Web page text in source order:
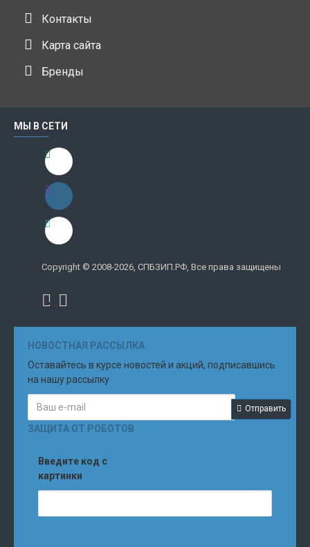
Контакты
Карта сайта
Бренды
МЫ В СЕТИ
Copyright © 2008-2026, СПБЗИП.РФ, Все права защищены
НОВОСТНАЯ РАССЫЛКА
Оставайтесь в курсе новостей и акций, подписавшись
на нашу рассылку
Отправить
ЗАЩИТА ОТ РОБОТОВ
Введите код с
картинки